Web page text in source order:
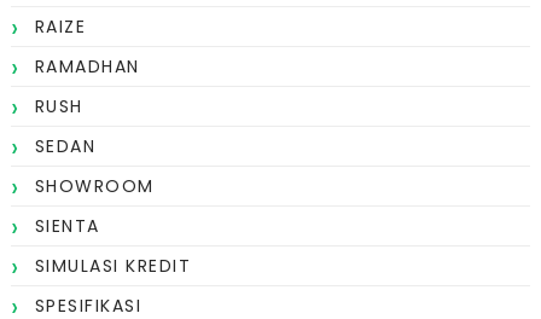
RAIZE
RAMADHAN
RUSH
SEDAN
SHOWROOM
SIENTA
SIMULASI KREDIT
SPESIFIKASI